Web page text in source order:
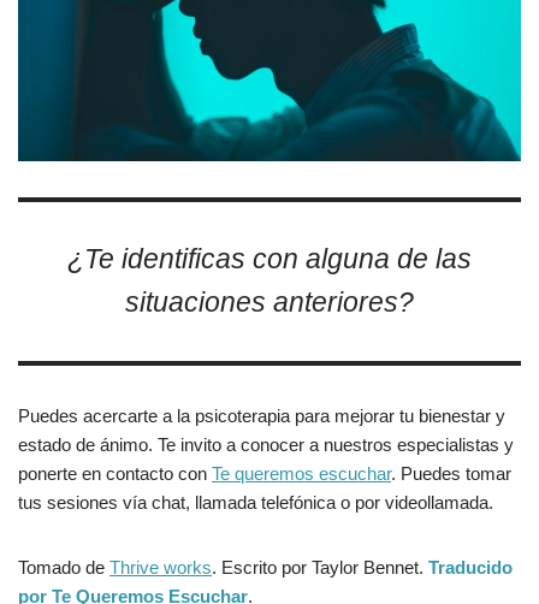
¿Te identificas con alguna de las
situaciones anteriores?
Puedes acercarte a la psicoterapia para mejorar tu bienestar y
estado de ánimo. Te invito a conocer a nuestros especialistas y
ponerte en contacto con Te queremos escuchar. Puedes tomar
tus sesiones vía chat, llamada telefónica o por videollamada.
Tomado de Thrive works. Escrito por Taylor Bennet. Traducido
por Te Queremos Escuchar.